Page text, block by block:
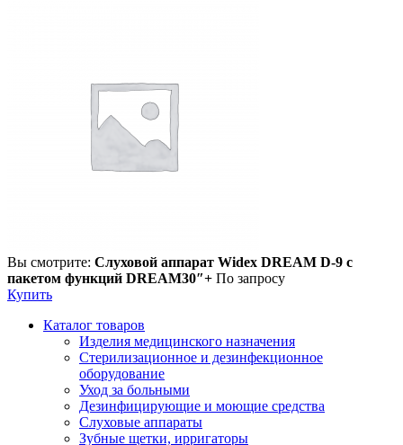
Вы смотрите: Слуховой аппарат Widex DREAM D-9 c
пакетом функций DREAM30″+ По запросу
Купить
Каталог товаров
Изделия медицинского назначения
Стерилизационное и дезинфекционное
оборудование
Уход за больными
Дезинфицирующие и моющие средства
Слуховые аппараты
Зубные щетки, ирригаторы